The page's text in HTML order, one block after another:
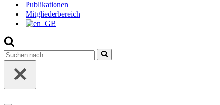
Publikationen
Mitgliederbereich
Suchen
nach …